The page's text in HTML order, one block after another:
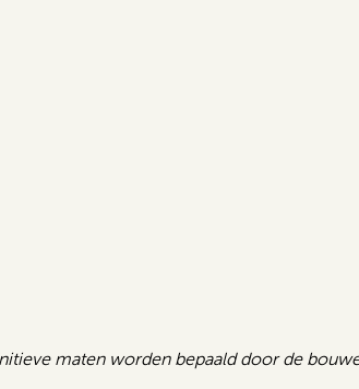
maten worden bepaald door de